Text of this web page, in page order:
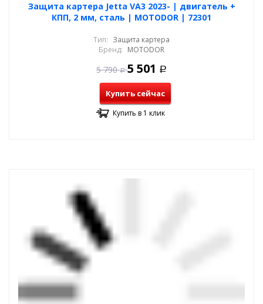
Защита картера Jetta VA3 2023- | двигатель +
КПП, 2 мм, сталь | MOTODOR | 72301
Тип: Защита картера
Бренд: MOTODOR
5 790 Р 5 501 Р
Купить сейчас
Купить в 1 клик